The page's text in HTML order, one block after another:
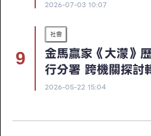
2026-07-03 10:07
社會
金馬贏家《大濛》
行分署 跨機關探討
2026-05-22 15:04